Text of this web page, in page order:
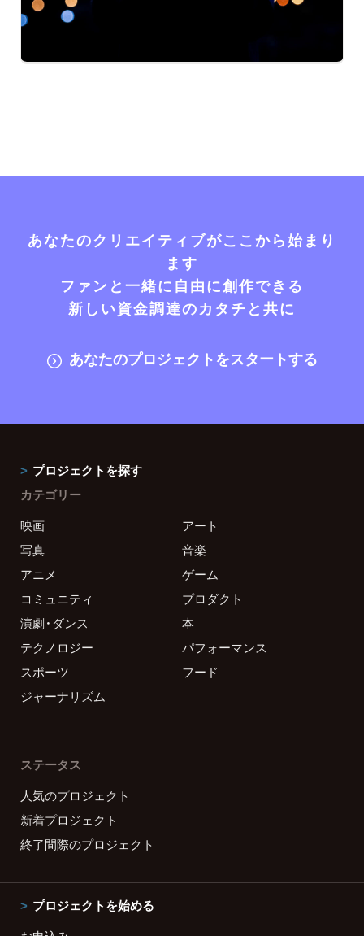
あなたのクリエイティブがここから始まり
ます
ファンと一緒に自由に創作できる
新しい資金調達のカタチと共に
あなたのプロジェクトをスタートする
プロジェクトを探す
カテゴリー
映画
アート
写真
音楽
アニメ
ゲーム
コミュニティ
プロダクト
演劇・ダンス
本
テクノロジー
パフォーマンス
スポーツ
フード
ジャーナリズム
ステータス
人気のプロジェクト
新着プロジェクト
終了間際のプロジェクト
プロジェクトを始める